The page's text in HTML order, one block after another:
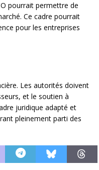
pourrait permettre de
Ce cadre pourrait
pour les entreprises
Les autorités doivent
et le soutien à
juridique adapté et
pleinement parti des